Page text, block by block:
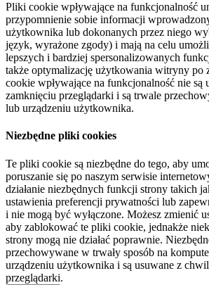
Pliki cookie wpływające na funkcjonalność
przypomnienie sobie informacji
użytkownika lub dokonanych przez niego
język, wyrażone zgody) i mają na celu
lepszych i bardziej spersonalizowanych
także optymalizację użytkowania witryny po
cookie wpływające na funkcjonalność nie są
zamknięciu przeglądarki i są trwale
lub urządzeniu użytkownika.
Niezbędne pliki cookies
Te pliki cookie są niezbędne do tego, aby
poruszanie się po naszym serwisie
działanie niezbędnych funkcji strony takich
ustawienia preferencji prywatności lub
i nie mogą być wyłączone. Możesz zmienić
aby zablokować te pliki cookie, jednakże
strony mogą nie działać poprawnie.
przechowywane w trwały sposób na
urządzeniu użytkownika i są usuwane z
przeglądarki.